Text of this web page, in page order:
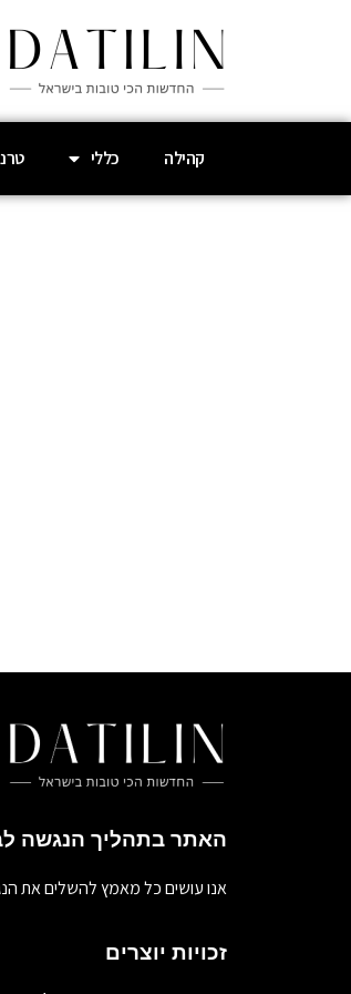
קהילה כללי
האתר בתהליך הנגשה
אנו עושים כל מאמץ להשלים את
זכויות יוצרים